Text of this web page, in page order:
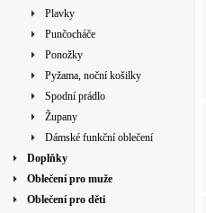
Plavky
Punčocháče
Ponožky
Pyžama, noční košilky
Spodní prádlo
Župany
Dámské funkční oblečení
Doplňky
Oblečení pro muže
Oblečení pro děti